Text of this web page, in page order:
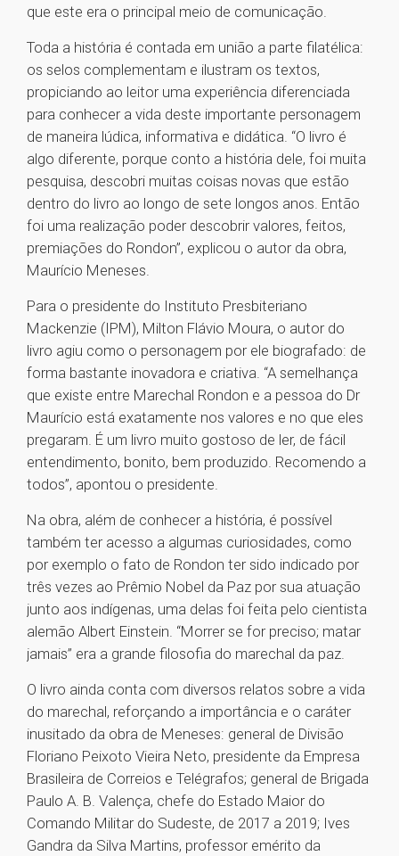
que este era o principal meio de comunicação.
Toda a história é contada em união a parte filatélica:
os selos complementam e ilustram os textos,
propiciando ao leitor uma experiência diferenciada
para conhecer a vida deste importante personagem
de maneira lúdica, informativa e didática. “O livro é
algo diferente, porque conto a história dele, foi muita
pesquisa, descobri muitas coisas novas que estão
dentro do livro ao longo de sete longos anos. Então
foi uma realização poder descobrir valores, feitos,
premiações do Rondon”, explicou o autor da obra,
Maurício Meneses.
Para o presidente do Instituto Presbiteriano
Mackenzie (IPM), Milton Flávio Moura, o autor do
livro agiu como o personagem por ele biografado: de
forma bastante inovadora e criativa. “A semelhança
que existe entre Marechal Rondon e a pessoa do Dr
Maurício está exatamente nos valores e no que eles
pregaram. É um livro muito gostoso de ler, de fácil
entendimento, bonito, bem produzido. Recomendo a
todos”, apontou o presidente.
Na obra, além de conhecer a história, é possível
também ter acesso a algumas curiosidades, como
por exemplo o fato de Rondon ter sido indicado por
três vezes ao Prêmio Nobel da Paz por sua atuação
junto aos indígenas, uma delas foi feita pelo cientista
alemão Albert Einstein. “Morrer se for preciso; matar
jamais” era a grande filosofia do marechal da paz.
O livro ainda conta com diversos relatos sobre a vida
do marechal, reforçando a importância e o caráter
inusitado da obra de Meneses: general de Divisão
Floriano Peixoto Vieira Neto, presidente da Empresa
Brasileira de Correios e Telégrafos; general de Brigada
Paulo A. B. Valença, chefe do Estado Maior do
Comando Militar do Sudeste, de 2017 a 2019; Ives
Gandra da Silva Martins, professor emérito da